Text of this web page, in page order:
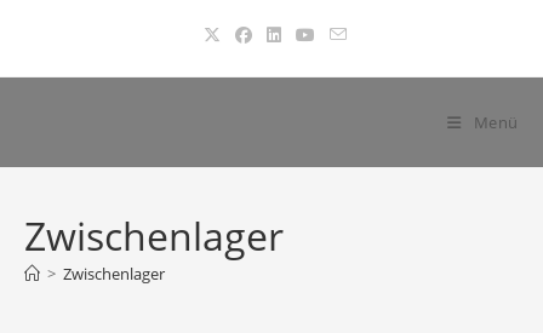
springen
Menü
Zwischenlager
> Zwischenlager